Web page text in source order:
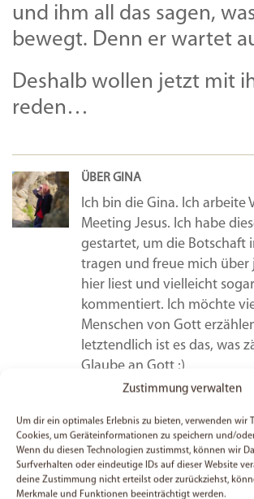
Zustimmung verwalten
Um dir ein optimales Erlebnis zu bieten, verwenden wir
Cookies, um Geräteinformationen zu speichern und/
Wenn du diesen Technologien zustimmst, können wir
Surfverhalten oder eindeutige IDs auf dieser Website
deine Zustimmung nicht erteilst oder zurückziehst,
Merkmale und Funktionen beeinträchtigt werden.
und ihm all das sagen,
bewegt. Denn er wartet
Deshalb wollen jetzt mit
reden…
ÜBER GINA
Ich bin die Gina. Ich arbeite
Meeting Jesus. Ich habe
gestartet, um die Botschaft
tragen und freue mich über
hier liest und vielleicht sogar
kommentiert. Ich möchte
Menschen von Gott
letztendlich ist es das, was
Glaube an Gott :)
Alle Beiträge von Gina
Kommentare zu: Wenn Warten nervt…